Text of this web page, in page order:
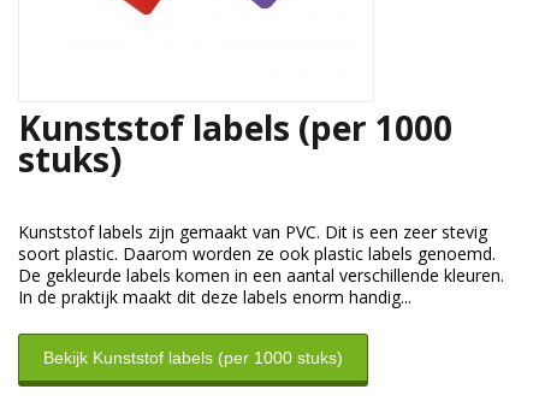
Kunststof labels (per 1000
stuks)
Kunststof labels zijn gemaakt van PVC. Dit is een zeer stevig
soort plastic. Daarom worden ze ook plastic labels genoemd.
De gekleurde labels komen in een aantal verschillende kleuren.
In de praktijk maakt dit deze labels enorm handig...
Bekijk Kunststof labels (per 1000 stuks)